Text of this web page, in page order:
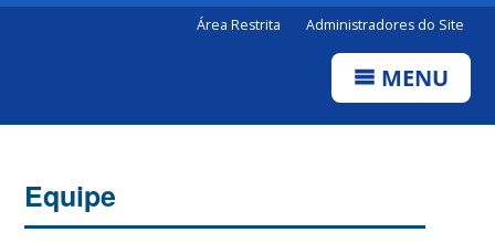
Área Restrita Administradores do Site
MENU
Equipe